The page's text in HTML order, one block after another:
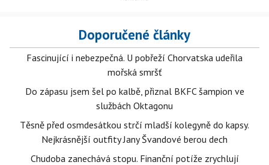
Doporučené články
Fascinující i nebezpečná. U pobřeží Chorvatska udeřila
mořská smršť
Do zápasu jsem šel po kalbě, přiznal BKFC šampion ve
službách Oktagonu
Těsně před osmdesátkou strčí mladší kolegyně do kapsy.
Nejkrásnější outfity Jany Švandové berou dech
Chudoba zanechává stopu. Finanční potíže zrychlují